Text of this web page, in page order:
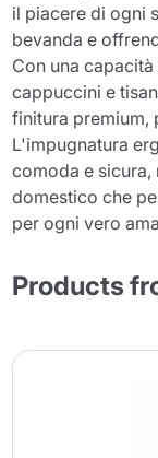
il piacere di ogni
bevanda e
Con una
cappuccini e
finitura premium,
L'impugnatura
comoda e
domestico che
per ogni vero
Products